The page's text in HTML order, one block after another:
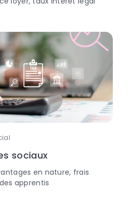
sociaux
en nature, frais
apprentis